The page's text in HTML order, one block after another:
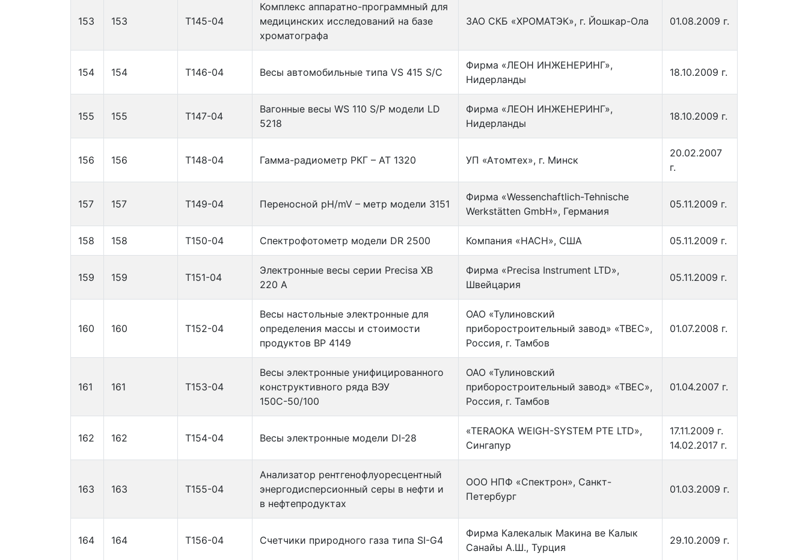
153 153 Т145-04
Комплекс аппаратно-программный для
медицинских исследований на базе
хроматографа
ЗАО СКБ «ХРОМАТЭК», г. Йошкар-Ола 01.08.2009 г.
154 154 Т146-04 Весы автомобильные типа VS 415 S/C
Фирма «ЛЕОН ИНЖЕНЕРИНГ»,
Нидерланды
18.10.2009 г.
155 155 Т147-04
Вагонные весы WS 110 S/P модели LD
5218
Фирма «ЛЕОН ИНЖЕНЕРИНГ»,
Нидерланды
18.10.2009 г.
156 156 Т148-04 Гамма-радиометр РКГ – АТ 1320 УП «Атомтех», г. Минск
20.02.2007
г.
157 157 Т149-04 Переносной рН/mV – метр модели 3151
Фирма «Wessenchaftlich-Tehnische
Werkstätten GmbH», Германия
05.11.2009 г.
158 158 Т150-04 Спектрофотометр модели DR 2500 Компания «HACH», США 05.11.2009 г.
159 159 Т151-04
Электронные весы серии Precisa XB
220 A
Фирма «Precisa Instrument LTD»,
Швейцария
05.11.2009 г.
160 160 Т152-04
Весы настольные электронные для
определения массы и стоимости
продуктов ВР 4149
ОАО «Тулиновский
приборостроительный завод» «ТВЕС»,
Россия, г. Тамбов
01.07.2008 г.
161 161 Т153-04
Весы электронные унифицированного
конструктивного ряда ВЭУ
150С-50/100
ОАО «Тулиновский
приборостроительный завод» «ТВЕС»,
Россия, г. Тамбов
01.04.2007 г.
162 162 Т154-04 Весы электронные модели DI-28
«TERAOKA WEIGH-SYSTEM PTE LTD»,
Сингапур
17.11.2009 г.
14.02.2017 г.
163 163 Т155-04
Анализатор рентгенофлуоресцентный
энергодисперсионный серы в нефти и
в нефтепродуктах
ООО НПФ «Спектрон», Санкт-
Петербург
01.03.2009 г.
164 164 Т156-04 Счетчики природного газа типа SI-G4
Фирма Калекалык Макина ве Калык
Санайы А.Ш., Турция
29.10.2009 г.